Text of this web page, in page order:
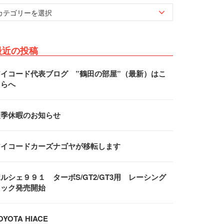
の投稿
コード代表ブログ ”鶴田の部屋”（最新）はこ
へ
休暇のお知らせ
コードカーズナゴヤが移転します
シェ９９１ ターボS/GT2/GT3用 レーシング
ク発売開始
HIACE